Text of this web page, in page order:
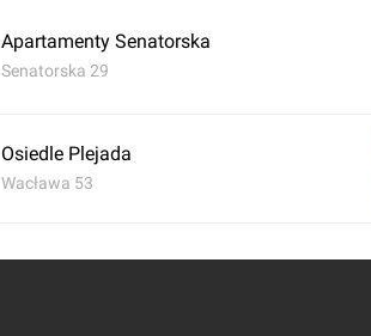
Apartamenty Senatorska
Senatorska 29
Osiedle Plejada
Wacława 53